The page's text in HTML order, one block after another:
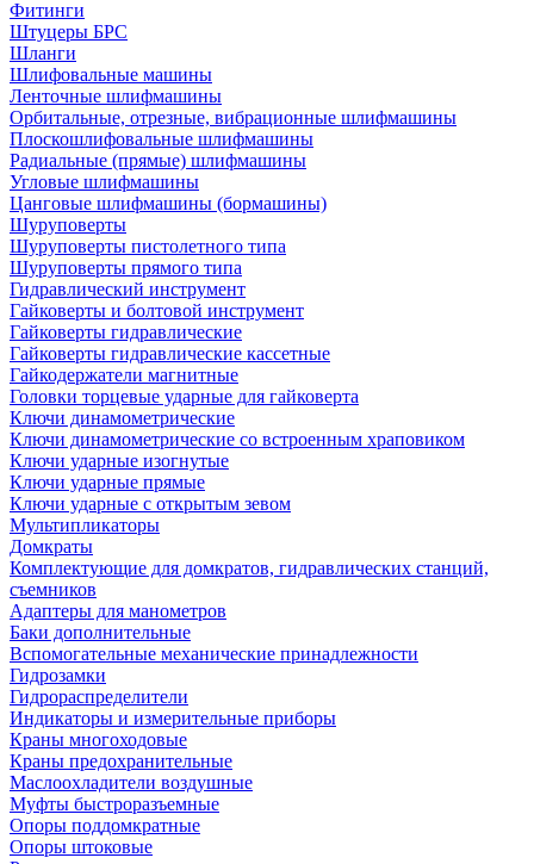
Фитинги
Штуцеры БРС
Шланги
Шлифовальные машины
Ленточные шлифмашины
Орбитальные, отрезные, вибрационные шлифмашины
Плоскошлифовальные шлифмашины
Радиальные (прямые) шлифмашины
Угловые шлифмашины
Цанговые шлифмашины (бормашины)
Шуруповерты
Шуруповерты пистолетного типа
Шуруповерты прямого типа
Гидравлический инструмент
Гайковерты и болтовой инструмент
Гайковерты гидравлические
Гайковерты гидравлические кассетные
Гайкодержатели магнитные
Головки торцевые ударные для гайковерта
Ключи динамометрические
Ключи динамометрические со встроенным храповиком
Ключи ударные изогнутые
Ключи ударные прямые
Ключи ударные с открытым зевом
Мультипликаторы
Домкраты
Комплектующие для домкратов, гидравлических станций,
съемников
Адаптеры для манометров
Баки дополнительные
Вспомогательные механические принадлежности
Гидрозамки
Гидрораспределители
Индикаторы и измерительные приборы
Краны многоходовые
Краны предохранительные
Маслоохладители воздушные
Муфты быстроразъемные
Опоры поддомкратные
Опоры штоковые